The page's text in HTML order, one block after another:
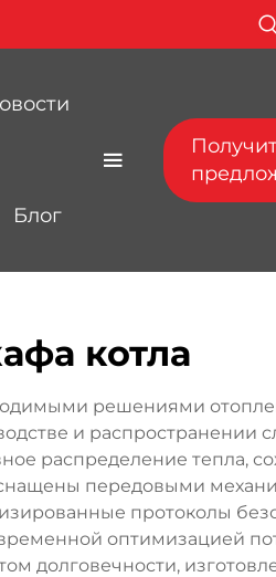
Блог
котла
решениями
и распространении
распределение тепла,
передовыми
протоколы
оптимизацией
долговечности,